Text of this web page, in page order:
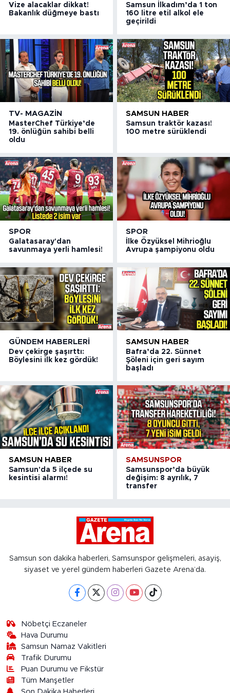
Vize alacaklar dikkat!
Bakanlık düğmeye bastı
Samsun İlkadım’da 1 ton
160 litre etil alkol ele
geçirildi
TV- MAGAZIN
MasterChef Türkiye’de
19. önlüğün sahibi belli
oldu
SAMSUN HABER
Samsun traktör kazası!
100 metre sürüklendi
SPOR
Galatasaray'dan
savunmaya yerli hamlesi!
SPOR
İlke Özyüksel Mihrioğlu
Avrupa şampiyonu oldu
GÜNDEM HABERLERI
Dev çekirge şaşırttı:
Böylesini ilk kez gördük!
SAMSUN HABER
Bafra’da 22. Sünnet
Şöleni için geri sayım
başladı
SAMSUN HABER
Samsun'da 5 ilçede su
kesintisi alarmı!
SAMSUNSPOR
Samsunspor’da büyük
değişim: 8 ayrılık, 7
transfer
Samsun son dakika haberleri, Samsunspor gelişmeleri, asayiş,
siyaset ve yerel gündem haberleri Gazete Arena’da.
Nöbetçi Eczaneler
Hava Durumu
Samsun Namaz Vakitleri
Trafik Durumu
Puan Durumu ve Fikstür
Tüm Manşetler